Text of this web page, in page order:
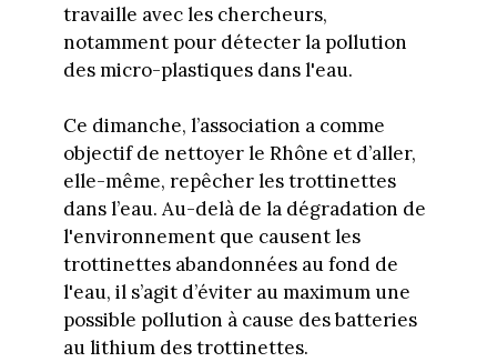
travaille avec les chercheurs,
notamment pour détecter la pollution
des micro-plastiques dans l'eau.
Ce dimanche, l’association a comme
objectif de nettoyer le Rhône et d’aller,
elle-même, repêcher les trottinettes
dans l’eau. Au-delà de la dégradation de
l'environnement que causent les
trottinettes abandonnées au fond de
l'eau, il s’agit d’éviter au maximum une
possible pollution à cause des batteries
au lithium des trottinettes.